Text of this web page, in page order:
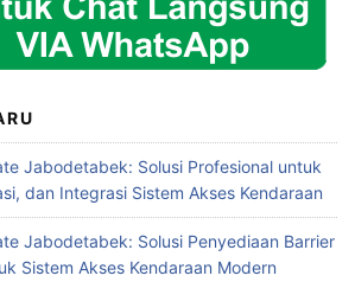
Jabodetabek: Solusi Profesional untuk
dan Integrasi Sistem Akses Kendaraan
Jabodetabek: Solusi Penyediaan Barrier
Sistem Akses Kendaraan Modern